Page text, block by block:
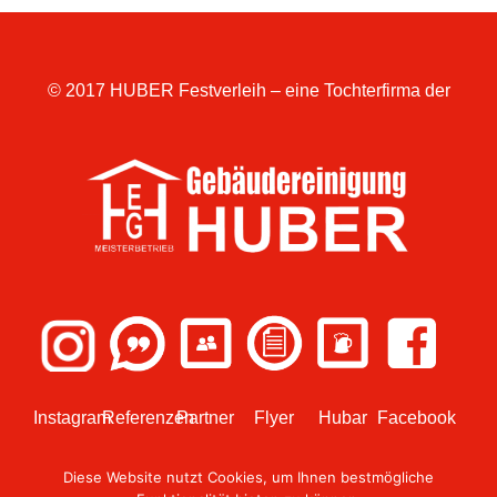
© 2017 HUBER Festverleih – eine Tochterfirma der
InstagramReferenzenPartner Flyer Hubar Facebook
Diese Website nutzt Cookies, um Ihnen bestmögliche